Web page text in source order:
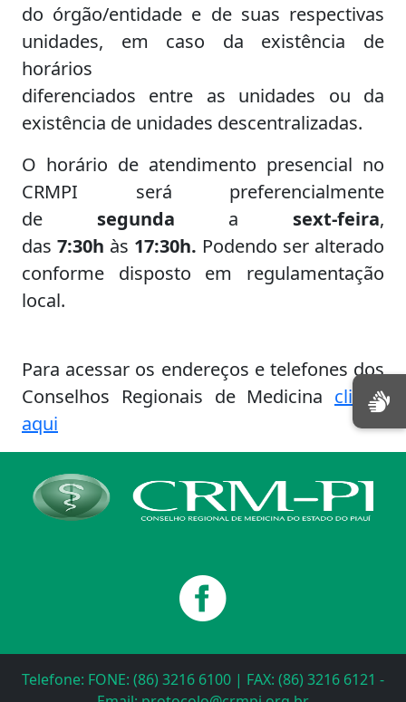
do órgão/entidade e de suas respectivas
unidades, em caso da existência de
horários
diferenciados entre as unidades ou da
existência de unidades descentralizadas.
O horário de atendimento presencial no
CRMPI será preferencialmente
de segunda a sext-feira,
das 7:30h às 17:30h. Podendo ser alterado
conforme disposto em regulamentação
local.
Para acessar os endereços e telefones dos
Conselhos Regionais de Medicina clique
aqui
Telefone: FONE: (86) 3216 6100 | FAX: (86) 3216 6121 -